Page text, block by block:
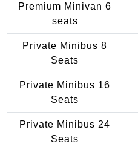
Premium Minivan 6
seats
Private Minibus 8
Seats
Private Minibus 16
Seats
Private Minibus 24
Seats